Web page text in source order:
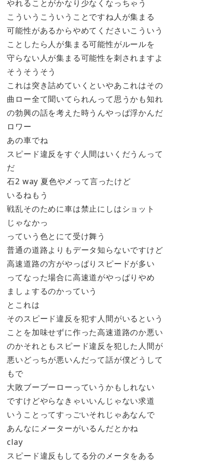
やれることがかなり少なくなっちゃう
こういうこういうことですね人が集まる
可能性があるからやめてくださいこういう
ことしたら人が集まる可能性がルールを
守らない人が集まる可能性を刺されますよ
そうそうそう
これは突き詰めていくといやあこれはその
曲ロー全て聞いてられんって思うかも知れ
の勃興の話を考えた時うんやっぱ浮かんだ
ロワー
あの車でね
スピード違反をすぐ人間はいくだうんって
だ
石2 way 夏色やメって言ったけど
いるねもう
戦乱そのために車は禁止にしはショット
じゃなかっ
っていう色とにて受け舞う
普通の道路よりもデータ知らないですけど
高速道路の方がやっぱりスピードが多い
ってなった場合に高速道がやっぱりやめ
ましょするのかっていう
とこれは
そのスピード違反を犯す人間がいるという
ことを加味せずに作った高速道路のか悪い
のかそれともスピード違反を犯した人間が
悪いどっちが悪いんだって話が僕どうして
もで
大敗ブーブーローっていうかもしれない
ですけどやらなきゃいいんじゃない求道
いうことってすっごいそれじゃあなんで
あんなにメーターがいるんだとかね
clay
スピード違反もしてる分のメータをある